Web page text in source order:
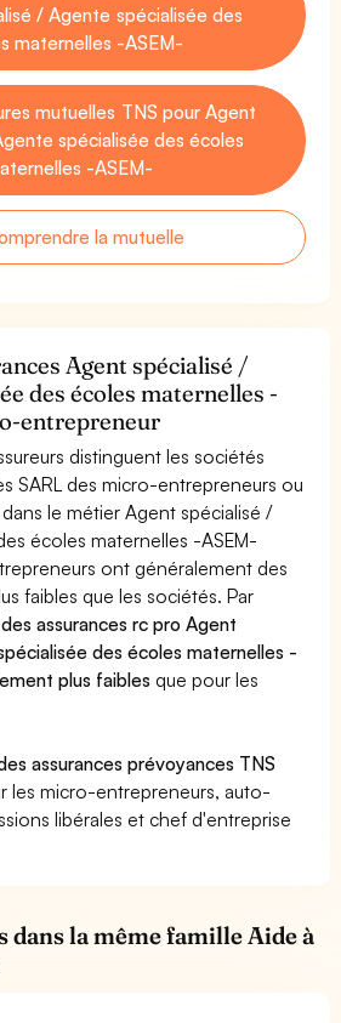
/ Agente spécialisée des
maternelles -ASEM-
mutuelles TNS pour Agent
spécialisée des écoles
-ASEM-
la mutuelle
Agent spécialisé /
des écoles maternelles -
entrepreneur
distinguent les sociétés
SARL des micro-entrepreneurs ou
le métier Agent spécialisé /
écoles maternelles -ASEM-
ont généralement des
faibles que les sociétés. Par
assurances rc pro Agent
des écoles maternelles -
plus faibles que pour les
assurances prévoyances TNS
les micro-entrepreneurs, auto-
libérales et chef d'entreprise
dans la même famille Aide à